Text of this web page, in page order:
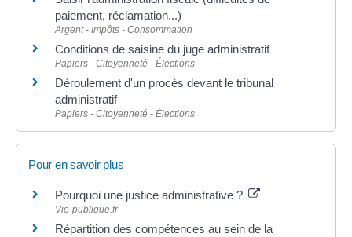
paiement, réclamation...)
Argent - Impôts - Consommation
Conditions de saisine du juge administratif
Papiers - Citoyenneté - Élections
Déroulement d'un procès devant le tribunal
administratif
Papiers - Citoyenneté - Élections
Pour en savoir plus
Pourquoi une justice administrative ?
Vie-publique.fr
Répartition des compétences au sein de la